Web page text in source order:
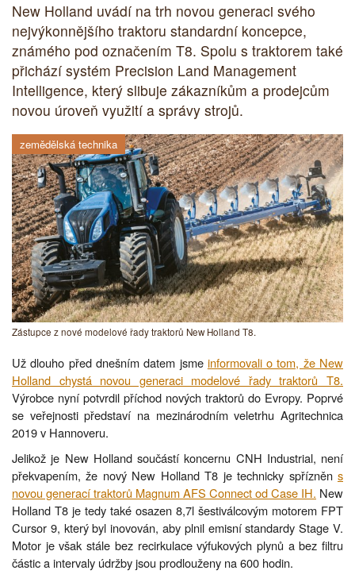
New Holland uvádí na trh novou generaci svého
nejvýkonnějšího traktoru standardní koncepce,
známého pod označením T8. Spolu s traktorem také
přichází systém Precision Land Management
Intelligence, který slibuje zákazníkům a prodejcům
novou úroveň využití a správy strojů.
zemědělská technika
Zástupce z nové modelové řady traktorů New Holland T8.
Už dlouho před dnešním datem jsme informovali o tom, že New
Holland chystá novou generaci modelové řady traktorů T8.
Výrobce nyní potvrdil příchod nových traktorů do Evropy. Poprvé
se veřejnosti představí na mezinárodním veletrhu Agritechnica
2019 v Hannoveru.
Jelikož je New Holland součástí koncernu CNH Industrial, není
překvapením, že nový New Holland T8 je technicky spřízněn s
novou generací traktorů Magnum AFS Connect od Case IH. New
Holland T8 je tedy také osazen 8,7l šestiválcovým motorem FPT
Cursor 9, který byl inovován, aby plnil emisní standardy Stage V.
Motor je však stále bez recirkulace výfukových plynů a bez filtru
částic a intervaly údržby jsou prodlouženy na 600 hodin.